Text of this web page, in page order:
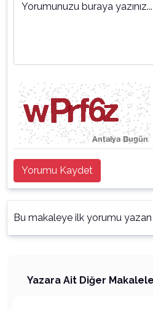
Yorumunuzu buraya yazınız...
Yorumu Kaydet
Bu makaleye ilk yorumu yazan
Yazara Ait Diğer